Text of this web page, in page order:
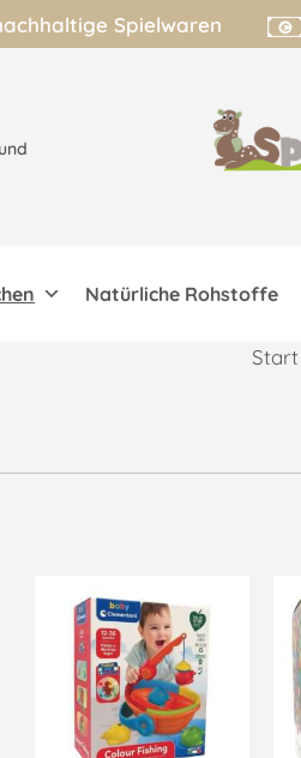
Spielwaren
Natürliche Rohstoffe
Start